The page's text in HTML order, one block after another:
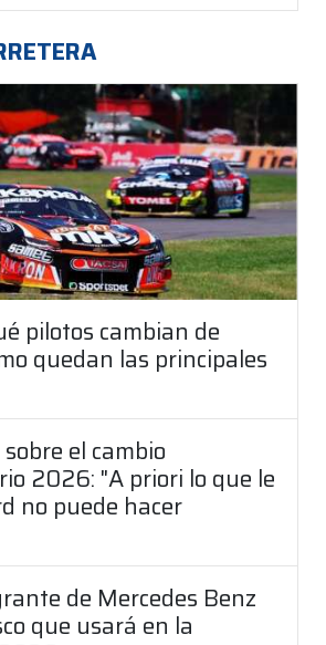
pilotos cambian de
quedan las principales
el cambio
2026: "A priori lo que le
no puede hacer
de Mercedes Benz
que usará en la